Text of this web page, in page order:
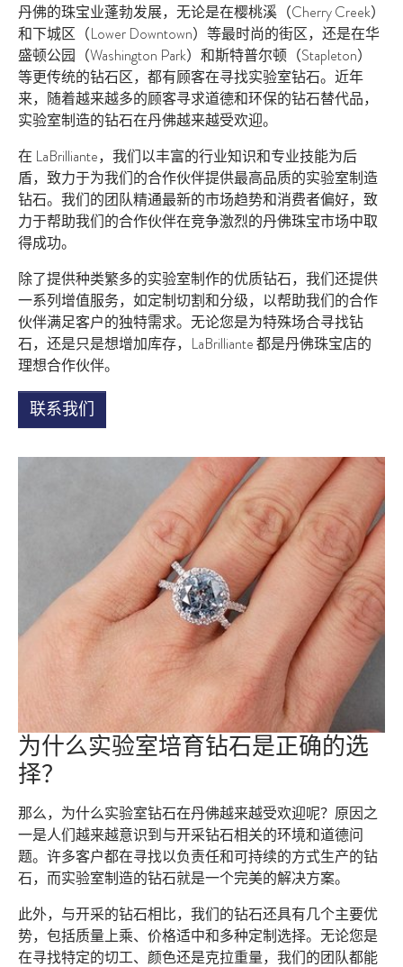
丹佛的珠宝业蓬勃发展，无论是在樱桃溪（Cherry Creek）
和下城区（Lower Downtown）等最时尚的街区，还是在华
盛顿公园（Washington Park）和斯特普尔顿（Stapleton）
等更传统的钻石区，都有顾客在寻找实验室钻石。近年
来，随着越来越多的顾客寻求道德和环保的钻石替代品，
实验室制造的钻石在丹佛越来越受欢迎。
在 LaBrilliante，我们以丰富的行业知识和专业技能为后
盾，致力于为我们的合作伙伴提供最高品质的实验室制造
钻石。我们的团队精通最新的市场趋势和消费者偏好，致
力于帮助我们的合作伙伴在竞争激烈的丹佛珠宝市场中取
得成功。
除了提供种类繁多的实验室制作的优质钻石，我们还提供
一系列增值服务，如定制切割和分级，以帮助我们的合作
伙伴满足客户的独特需求。无论您是为特殊场合寻找钻
石，还是只是想增加库存，LaBrilliante 都是丹佛珠宝店的
理想合作伙伴。
联系我们
为什么实验室培育钻石是正确的选
择？
那么，为什么实验室钻石在丹佛越来越受欢迎呢？原因之
一是人们越来越意识到与开采钻石相关的环境和道德问
题。许多客户都在寻找以负责任和可持续的方式生产的钻
石，而实验室制造的钻石就是一个完美的解决方案。
此外，与开采的钻石相比，我们的钻石还具有几个主要优
势，包括质量上乘、价格适中和多种定制选择。无论您是
在寻找特定的切工、颜色还是克拉重量，我们的团队都能